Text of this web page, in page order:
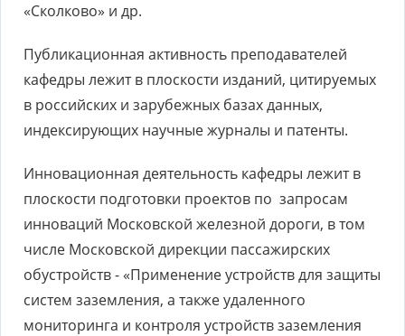
«Сколково» и др.
Публикационная активность преподавателей
кафедры лежит в плоскости изданий, цитируемых
в российских и зарубежных базах данных,
индексирующих научные журналы и патенты.
Инновационная деятельность кафедры лежит в
плоскости подготовки проектов по запросам
инноваций Московской железной дороги, в том
числе Московской дирекции пассажирских
обустройств - «Применение устройств для защиты
систем заземления, а также удаленного
мониторинга и контроля устройств заземления